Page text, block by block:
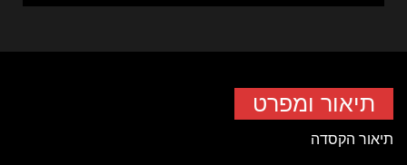
תיאור ומפרט
תיאור הקסדה